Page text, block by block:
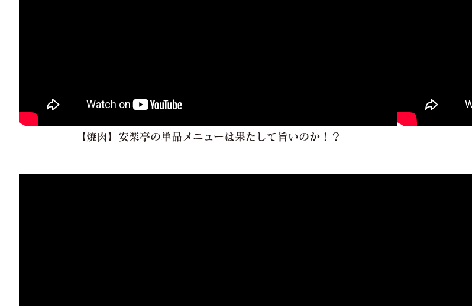
【焼肉】安楽亭の単品メニューは果たして旨いのか！？